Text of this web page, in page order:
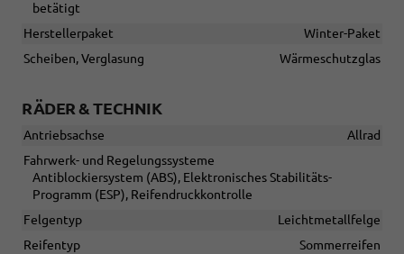
betätigt
Herstellerpaket
Winter-Paket
Scheiben, Verglasung
Wärmeschutzglas
RÄDER & TECHNIK
Antriebsachse
Allrad
Fahrwerk- und Regelungssysteme
Antiblockiersystem (ABS), Elektronisches Stabilitäts-
Programm (ESP), Reifendruckkontrolle
Felgentyp
Leichtmetallfelge
Reifentyp
Sommerreifen